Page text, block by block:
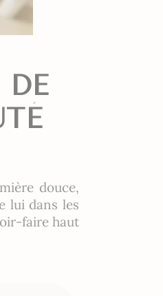
douce,
lui dans les
faire haut